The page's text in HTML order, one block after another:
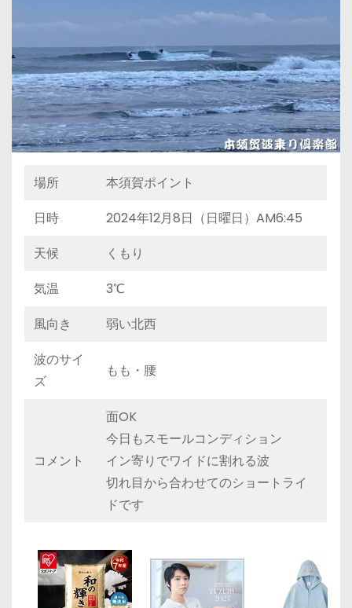
場所
本須賀ポイント
日時
2024年12月8日（日曜日）AM6:45
天候
くもり
気温
3℃
風向き
弱い北西
波のサイ
ズ
もも・腰
コメント
面OK
今日もスモールコンディション
イン寄りでワイドに割れる波
切れ目から合わせてのショートライ
ドです